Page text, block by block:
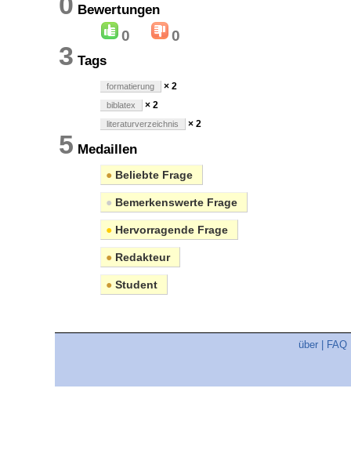
Bewertungen
0 0
3 Tags
formatierung × 2
biblatex × 2
literaturverzeichnis × 2
5 Medaillen
● Beliebte Frage
● Bemerkenswerte Frage
● Hervorragende Frage
● Redakteur
● Student
über FAQ